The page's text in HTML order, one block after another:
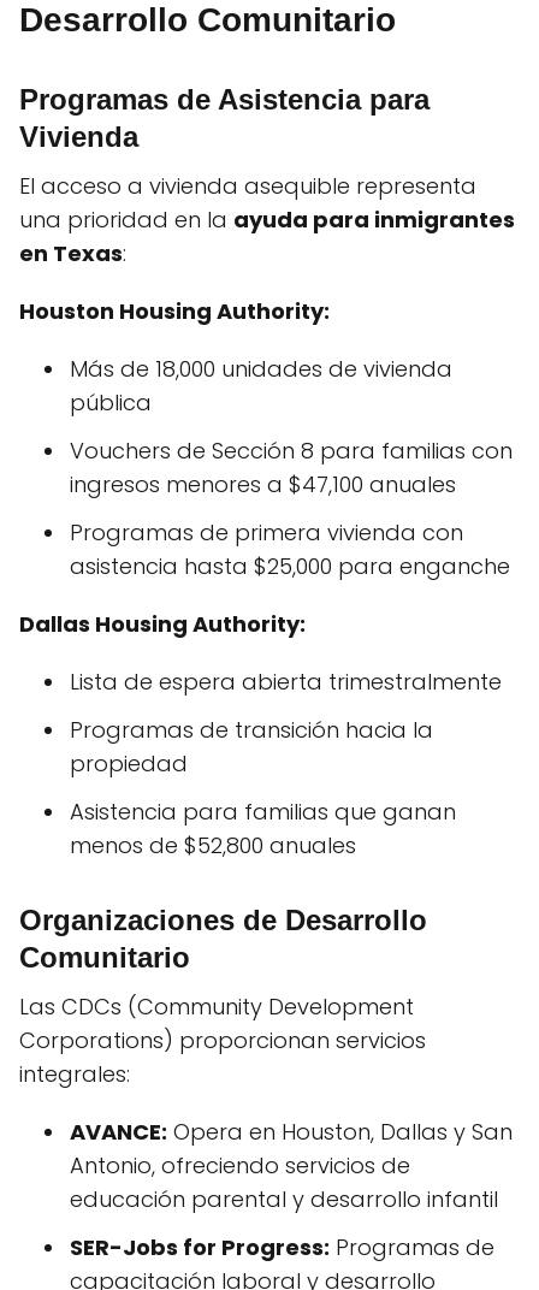
Desarrollo Comunitario
Programas de Asistencia para
Vivienda
El acceso a vivienda asequible representa
una prioridad en la ayuda para inmigrantes
en Texas:
Houston Housing Authority:
Más de 18,000 unidades de vivienda
pública
Vouchers de Sección 8 para familias con
ingresos menores a $47,100 anuales
Programas de primera vivienda con
asistencia hasta $25,000 para enganche
Dallas Housing Authority:
Lista de espera abierta trimestralmente
Programas de transición hacia la
propiedad
Asistencia para familias que ganan
menos de $52,800 anuales
Organizaciones de Desarrollo
Comunitario
Las CDCs (Community Development
Corporations) proporcionan servicios
integrales:
AVANCE: Opera en Houston, Dallas y San
Antonio, ofreciendo servicios de
educación parental y desarrollo infantil
SER-Jobs for Progress: Programas de
capacitación laboral y desarrollo